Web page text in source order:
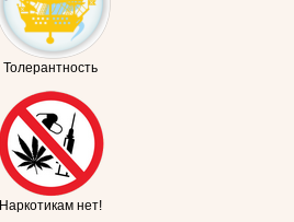
Толерантность
Наркотикам нет!